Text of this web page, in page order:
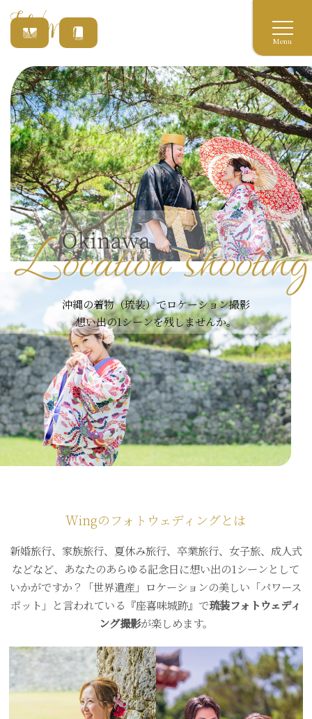
Menu
沖縄の着物（琉装）でロケーション撮影
想い出の1シーンを残しませんか。
Wingのフォトウェディングとは
新婚旅行、家族旅行、夏休み旅行、卒業旅行、女子旅、成人式
などなど、あなたのあらゆる記念日に想い出の1シーンとして
いかがですか？「世界遺産」ロケーションの美しい「パワース
ポット」と言われている『座喜味城跡』で琉装フォトウェディ
ング撮影が楽しめます。